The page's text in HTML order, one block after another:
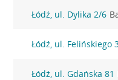
Łódź, ul. Dylika 2/6
Łódź, ul. Felińskiego
Łódź, ul. Gdańska 81